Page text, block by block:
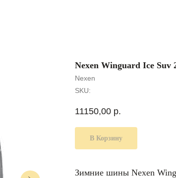
Nexen Winguard Ice Suv
Nexen
SKU:
11150,00 р.
В Корзину
Зимние шины Nexen